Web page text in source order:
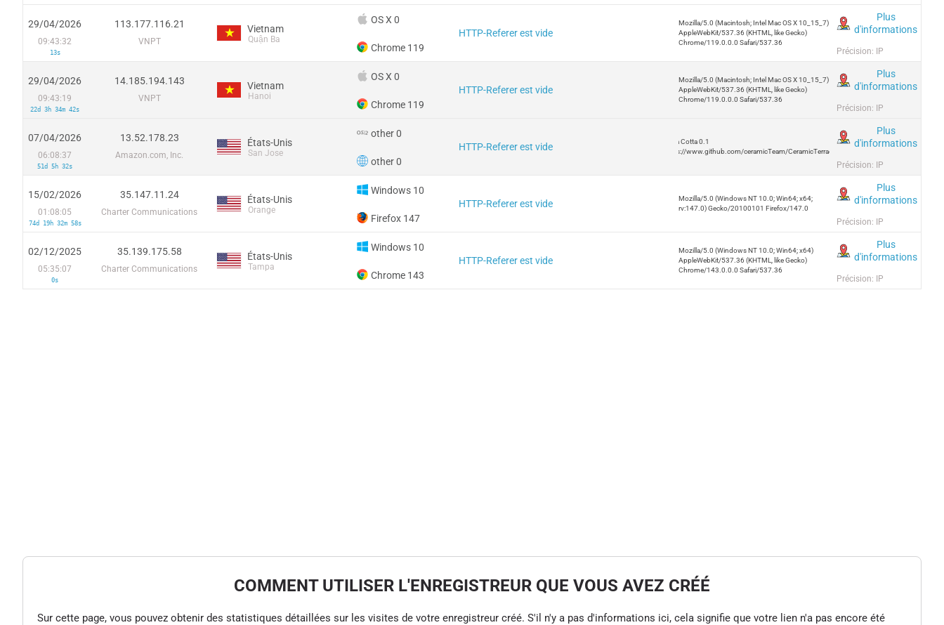
29/04/2026
09:43:32
13s
113.177.116.21
VNPT
Vietnam
Quận Ba
OS X 0
Chrome 119
HTTP-Referer est vide
Mozilla/5.0 (Macintosh; Intel Mac OS X 10_15_7)
AppleWebKit/537.36 (KHTML, like Gecko)
Chrome/119.0.0.0 Safari/537.36
Plus
d'informations
Précision: IP
29/04/2026
09:43:19
22d 3h 34m 42s
14.185.194.143
VNPT
Vietnam
Hanoi
OS X 0
Chrome 119
HTTP-Referer est vide
Mozilla/5.0 (Macintosh; Intel Mac OS X 10_15_7)
AppleWebKit/537.36 (KHTML, like Gecko)
Chrome/119.0.0.0 Safari/537.36
Plus
d'informations
Précision: IP
07/04/2026
06:08:37
51d 5h 32s
13.52.178.23
Amazon.com, Inc.
États-Unis
San Jose
other 0
other 0
HTTP-Referer est vide
Terra Cotta 0.1
https://www.github.com/ceramicTeam/CeramicTerracotta
Plus
d'informations
Précision: IP
15/02/2026
01:08:05
74d 19h 32m 58s
35.147.11.24
Charter Communications
États-Unis
Orange
Windows 10
Firefox 147
HTTP-Referer est vide
Mozilla/5.0 (Windows NT 10.0; Win64; x64;
rv:147.0) Gecko/20100101 Firefox/147.0
Plus
d'informations
Précision: IP
02/12/2025
05:35:07
0s
35.139.175.58
Charter Communications
États-Unis
Tampa
Windows 10
Chrome 143
HTTP-Referer est vide
Mozilla/5.0 (Windows NT 10.0; Win64; x64)
AppleWebKit/537.36 (KHTML, like Gecko)
Chrome/143.0.0.0 Safari/537.36
Plus
d'informations
Précision: IP
COMMENT UTILISER L'ENREGISTREUR QUE VOUS AVEZ CRÉÉ
Sur cette page, vous pouvez obtenir des statistiques détaillées sur les visites de votre enregistreur créé. S'il n'y a pas d'informations ici, cela signifie que votre lien n'a pas encore été